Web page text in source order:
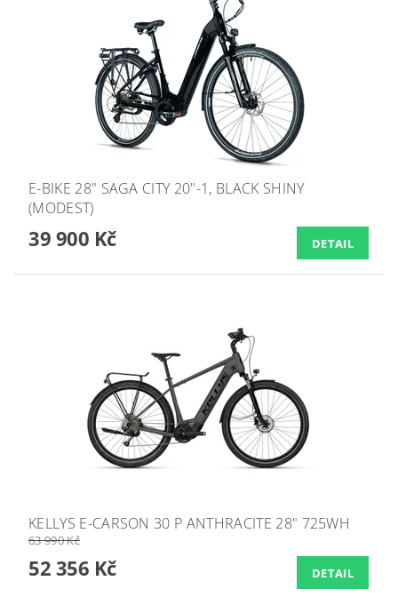
E-BIKE 28" SAGA CITY 20"-1, BLACK SHINY
(MODEST)
39 900 Kč DETAIL
KELLYS E-CARSON 30 P ANTHRACITE 28" 725WH
63 990 Kč
52 356 Kč DETAIL